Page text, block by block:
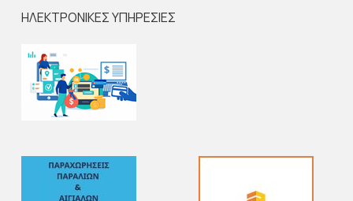
ΗΛΕΚΤΡΟΝΙΚΕΣ ΥΠΗΡΕΣΙΕΣ